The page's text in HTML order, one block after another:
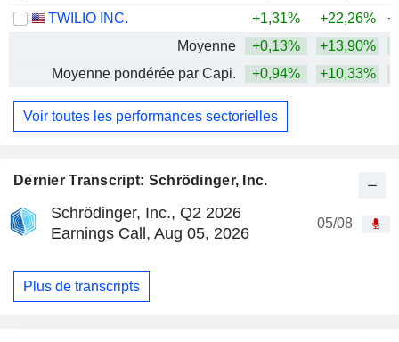
Dernier Transcript: Schrödinger, Inc.
Schrödinger, Inc., Q2 2026
Earnings Call, Aug 05, 2026
05/08
Plus de transcripts
TWILIO INC.
+1,31% +22,26%
Moyenne
+0,13% +13,90%
Moyenne pondérée par Capi.
+0,94% +10,33%
Voir toutes les performances sectorielles